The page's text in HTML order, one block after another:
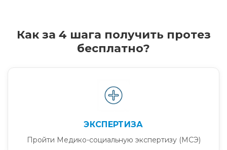
Как за 4 шага получить протез
бесплатно?
ЭКСПЕРТИЗА
Пройти Медико-социальную экспертизу (МСЭ)